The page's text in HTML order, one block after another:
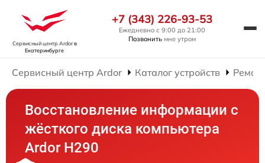
Сервисный центр Ardorв
Екатеринбурге
+7 (343) 226-93-53
Ежедневно с 9:00 до 21:00
Позвонить мне утром
Сервисный центр Ardor Каталог устройств
Восстановление информации с
жёсткого диска компьютера
Ardor H290